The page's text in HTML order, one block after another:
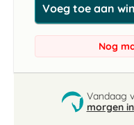
Voeg toe aan
Nog
Vandaag
morgen